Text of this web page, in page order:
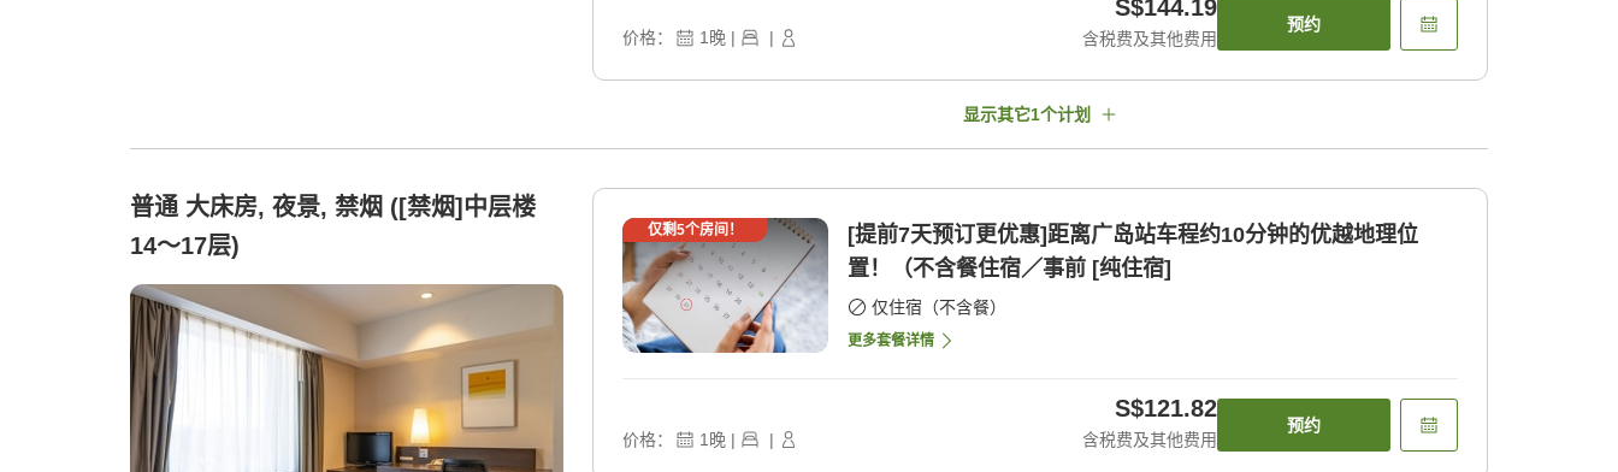
价格： 1晚 | |
S$144.19
含税费及其他费用
预约
显示其它1个计划
普通 大床房, 夜景, 禁烟 ([禁烟]中层楼
14〜17层)
仅剩5个房间！
[提前7天预订更优惠]距离广岛站车程约10分钟的优越地理位
置！（不含餐住宿／事前 [纯住宿]
仅住宿（不含餐）
更多套餐详情
价格： 1 晚 | |
S$121.82
含税费及其他费用
预约